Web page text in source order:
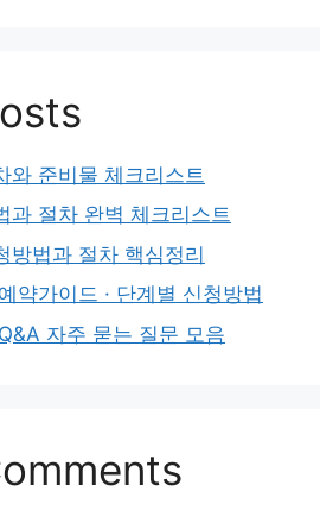
와 준비물 체크리스트
과 절차 완벽 체크리스트
방법과 절차 핵심정리
약가이드 · 단계별 신청방법
자주 묻는 질문 모음